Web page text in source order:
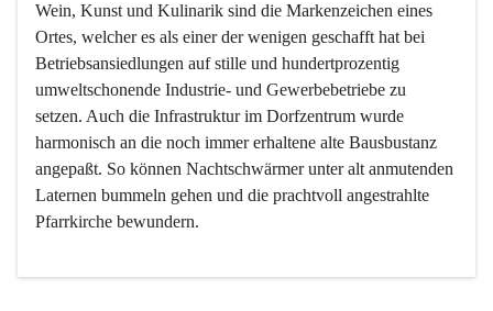
Wein, Kunst und Kulinarik sind die Markenzeichen eines
Ortes, welcher es als einer der wenigen geschafft hat bei
Betriebsansiedlungen auf stille und hundertprozentig
umweltschonende Industrie- und Gewerbebetriebe zu
setzen. Auch die Infrastruktur im Dorfzentrum wurde
harmonisch an die noch immer erhaltene alte Bausbustanz
angepaßt. So können Nachtschwärmer unter alt anmutenden
Laternen bummeln gehen und die prachtvoll angestrahlte
Pfarrkirche bewundern.
Der Weinbau dominert heute nicht mehr, ist aber integrativer